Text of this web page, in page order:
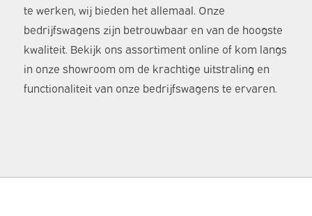
te werken, wij bieden het allemaal. Onze
bedrijfswagens zijn betrouwbaar en van de hoogste
kwaliteit. Bekijk ons assortiment online of kom langs
in onze showroom om de krachtige uitstraling en
functionaliteit van onze bedrijfswagens te ervaren.